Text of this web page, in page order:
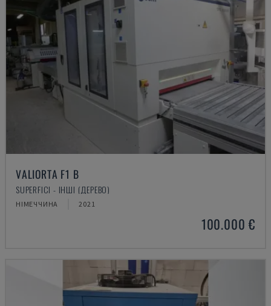
VALIORTA F1 B
SUPERFICI - ІНШІ (ДЕРЕВО)
НІМЕЧЧИНА 2021
100.000 €